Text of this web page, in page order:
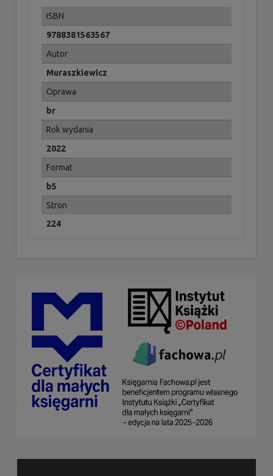
ISBN
9788381563567
Autor
Muraszkiewicz
Oprawa
br
Rok wydania
2022
Format
b5
Stron
224